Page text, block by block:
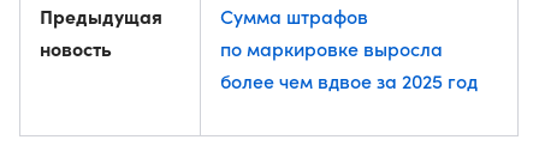
Предыдущая
новость
Сумма штрафов
по маркировке выросла
более чем вдвое за 2025 год